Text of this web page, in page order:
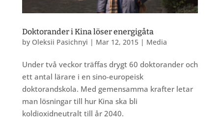
Doktorander i Kina löser energigåta
by Oleksii Pasichnyi | Mar 12, 2015| Media
Under två veckor träffas drygt 60 doktorander och
ett antal lärare i en sino-europeisk
doktorandskola. Med gemensamma krafter letar
man lösningar till hur Kina ska bli
koldioxidneutralt till år 2040.